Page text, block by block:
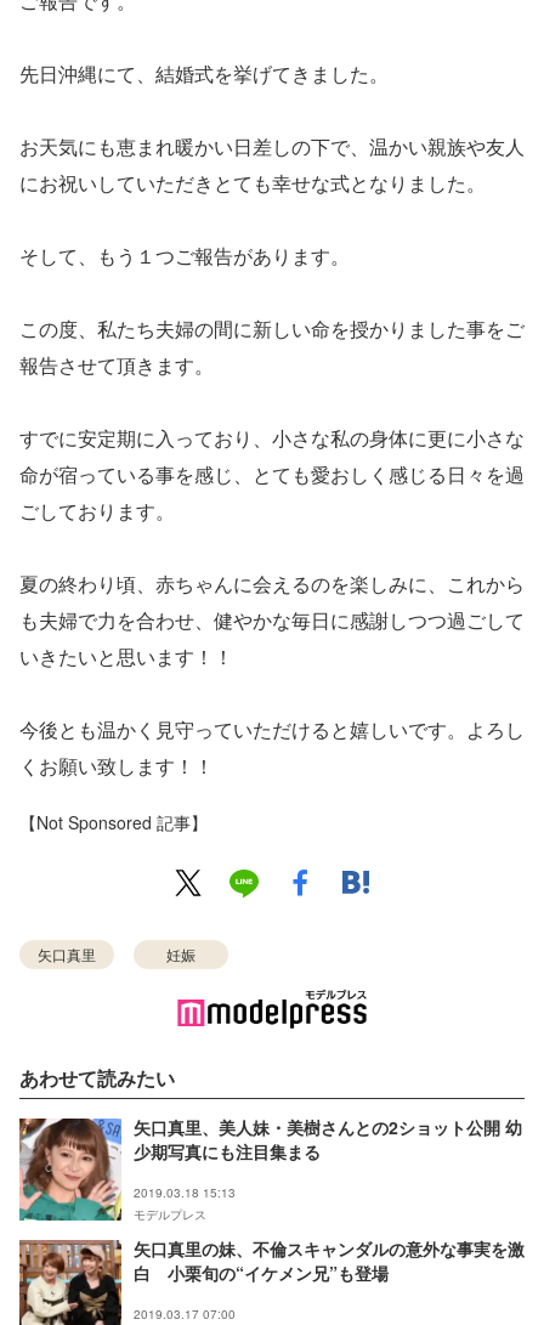
先日沖縄にて、結婚式を挙げてきました。
お天気にも恵まれ暖かい日差しの下で、温かい親族や友人
にお祝いしていただきとても幸せな式となりました。
そして、もう１つご報告があります。
この度、私たち夫婦の間に新しい命を授かりました事をご
報告させて頂きます。
すでに安定期に入っており、小さな私の身体に更に小さな
命が宿っている事を感じ、とても愛おしく感じる日々を過
ごしております。
夏の終わり頃、赤ちゃんに会えるのを楽しみに、これから
も夫婦で力を合わせ、健やかな毎日に感謝しつつ過ごして
いきたいと思います！！
今後とも温かく見守っていただけると嬉しいです。よろし
くお願い致します！！
【Not Sponsored 記事】
矢口真里 妊娠
あわせて読みたい
矢口真里、美人妹・美樹さんとの2ショット公開 幼
少期写真にも注目集まる
2019.03.18 15:13
モデルプレス
矢口真里の妹、不倫スキャンダルの意外な事実を激
白 小栗旬の“イケメン兄”も登場
2019.03.17 07:00